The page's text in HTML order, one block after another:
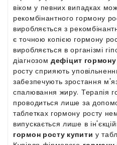
віком у певних випадках
рекомбінантного гормону
виробляється з
є точною копією гормону
виробляється в організмі
діагнозом дефіцит
росту сприяють
забезпечують зростання
спалювання жиру. Терапія
проводиться лише за
таблетках гормону росту
випускається лише в
гормон росту купити у